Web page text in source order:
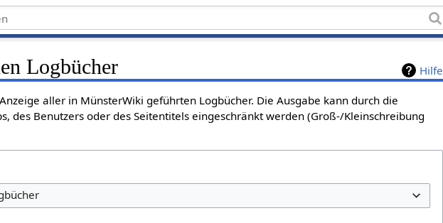
Hilfe
Logbücher
aller in MünsterWiki geführten Logbücher. Die Ausgabe kann durch die
des Benutzers oder des Seitentitels eingeschränkt werden (Groß-/Kleinschreibung